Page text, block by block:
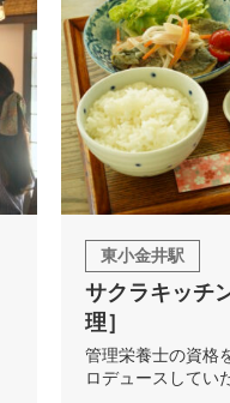
東小金井駅
サクラキッチ
理］
管理栄養士の資格
ロデュースしてい